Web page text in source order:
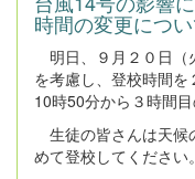
時間の変更につ
明日、９月２０日（
を考慮し、登校時間を
10時50分から３時間目
生徒の皆さんは天候
めて登校してください。